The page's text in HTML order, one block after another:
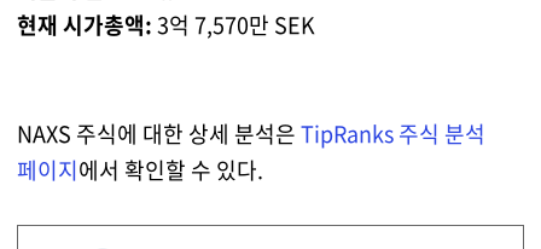
현재 시가총액:3억 7,570만 SEK
NAXS 주식에 대한 상세 분석은TipRanks 주식 분석
페이지에서 확인할 수 있다.